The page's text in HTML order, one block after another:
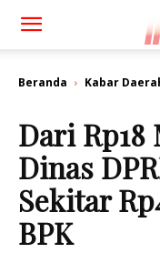
Beranda Kabar
Dari
Dinas
Sekitar
BPK